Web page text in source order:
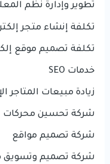
تطوير وإدارة نظم
تكلفة إنشاء متجر
تكلفة تصميم موقع
خدمات SEO
زيادة مبيعات المتاجر
شركة تحسين محركات
شركة تصميم مواقع
شركة تصميم وتسويق